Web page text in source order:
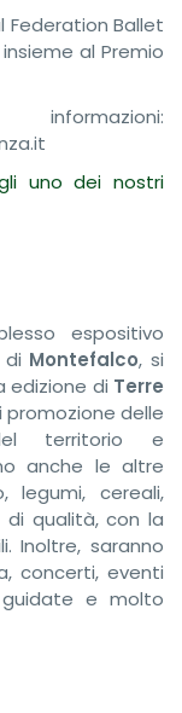
Federation Ballet
al Premio
uno dei nostri
espositivo
Montefalco, si
edizione di Terre
promozione delle
territorio e
anche le altre
legumi, cereali,
di qualità, con la
Inoltre, saranno
concerti, eventi
guidate e molto